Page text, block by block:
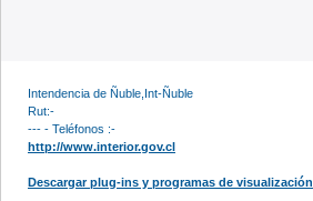
Intendencia de Ñuble,Int-Ñuble
Rut:-
--- - Teléfonos :-
http://www.interior.gov.cl
Descargar plug-ins y programas de visualización